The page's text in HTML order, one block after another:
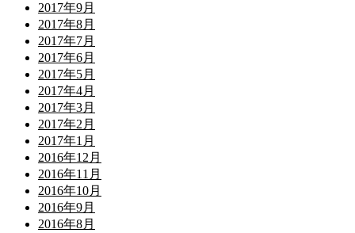
2017年9月
2017年8月
2017年7月
2017年6月
2017年5月
2017年4月
2017年3月
2017年2月
2017年1月
2016年12月
2016年11月
2016年10月
2016年9月
2016年8月